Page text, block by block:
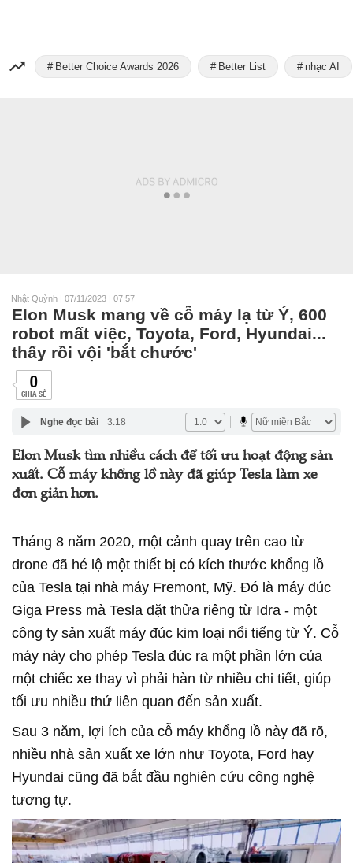
Better Choice Awards 2026 Better List nhạc AI
Nhật Quỳnh | 07/11/2023 | 07:57
Elon Musk mang về cỗ máy lạ từ Ý, 600
robot mất việc, Toyota, Ford, Hyundai...
thấy rồi vội 'bắt chước'
0
CHIA SẺ
Nghe đọc bài 3:18
Elon Musk tìm nhiều cách để tối ưu hoạt động sản
xuất. Cỗ máy khổng lồ này đã giúp Tesla làm xe
đơn giản hơn.
Tháng 8 năm 2020, một cảnh quay trên cao từ
drone đã hé lộ một thiết bị có kích thước khổng lồ
của Tesla tại nhà máy Fremont, Mỹ. Đó là máy đúc
Giga Press mà Tesla đặt thửa riêng từ Idra - một
công ty sản xuất máy đúc kim loại nổi tiếng từ Ý. Cỗ
máy này cho phép Tesla đúc ra một phần lớn của
một chiếc xe thay vì phải hàn từ nhiều chi tiết, giúp
tối ưu nhiều thứ liên quan đến sản xuất.
Sau 3 năm, lợi ích của cỗ máy khổng lồ này đã rõ,
nhiều nhà sản xuất xe lớn như Toyota, Ford hay
Hyundai cũng đã bắt đầu nghiên cứu công nghệ
tương tự.